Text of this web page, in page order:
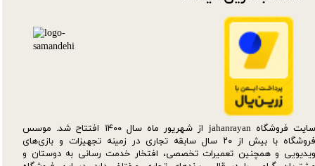
سایت فروشگاه jahanrayan از شهریور ماه سال ۱۴۰۰ افتتاح شد. موسس
فروشگاه با بیش از ۲۰ سال سابقه تجاری در زمینه تجهیزات و بازی‌های
ویدیویی و همچنین تعمیرات تخصصی، افتخار خدمت رسانی به دوستان و